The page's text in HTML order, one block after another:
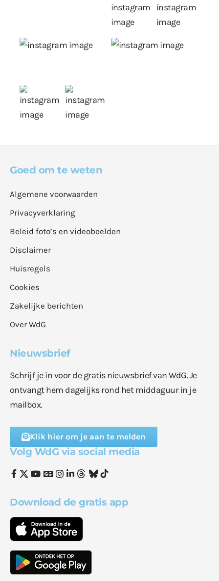
Goed om te weten
Algemene voorwaarden
Privacyverklaring
Beleid foto’s en videobeelden
Disclaimer
Huisregels
Cookies
Zakelijke berichten
Over WdG
Nieuwsbrief
Schrijf je in voor de gratis nieuwsbrief van WdG. Je
ontvangt hem dagelijks rond het middaguur in je
mailbox.
Klik hier om je aan te melden
Volg WdG via social media
Download de gratis app